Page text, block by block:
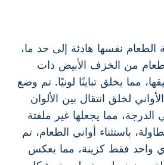
الطعام نفسها هادئة إلى حد ما،
طعام من الخزف الأبيض ذات
مما يخلق تباينًا لونيًا. تم وضع
لخلق انتقال بين الألوان
الدرجة، مما يجعلها غير ملفتة
باستثناء أواني الطعام، تم
واحد فقط كزينة، مما يعكس